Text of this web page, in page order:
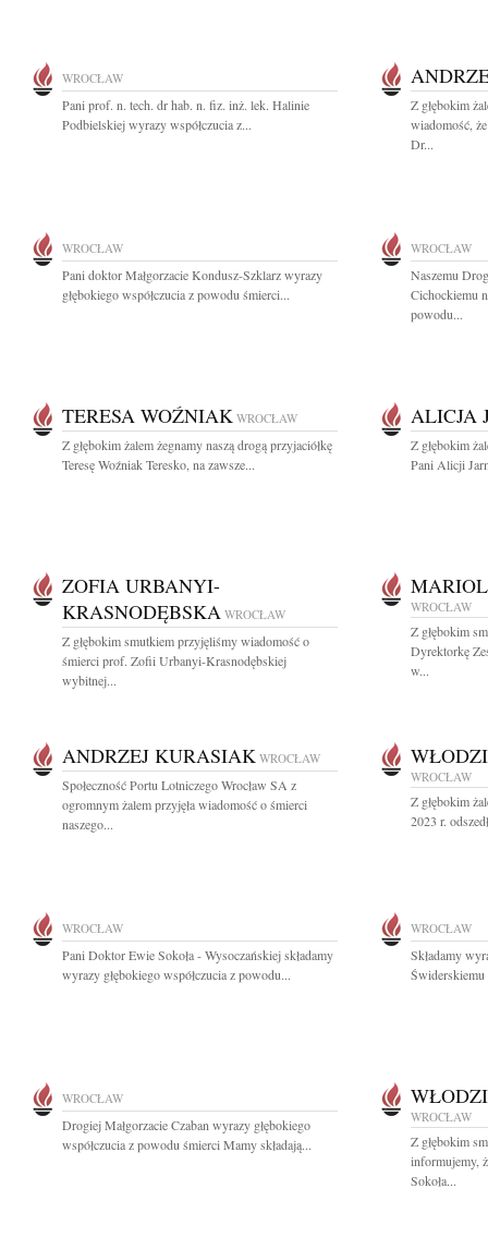
WROCŁAW
Pani prof. n. tech. dr hab. n. fiz. inż. lek. Halinie
Podbielskiej wyrazy współczucia z...
Z głębokim
wiadomość,
Dr...
WROCŁAW
Pani doktor Małgorzacie Kondusz-Szklarz wyrazy
głębokiego współczucia z powodu śmierci...
WROCŁAW
Naszemu
Cichockiemu
powodu...
TERESA WOŹNIAK WROCŁAW
Z głębokim żalem żegnamy naszą drogą przyjaciółkę
Teresę Woźniak Teresko, na zawsze...
ALICJA
Z głębokim
Pani Alicji
ZOFIA URBANYI-
KRASNODĘBSKA WROCŁAW
Z głębokim smutkiem przyjęliśmy wiadomość o
śmierci prof. Zofii Urbanyi-Krasnodębskiej
wybitnej...
WROCŁAW
Z głębokim
Dyrektorkę
w...
ANDRZEJ KURASIAK WROCŁAW
Społeczność Portu Lotniczego Wrocław SA z
ogromnym żalem przyjęła wiadomość o śmierci
naszego...
WROCŁAW
Z głębokim
2023 r.
WROCŁAW
Pani Doktor Ewie Sokoła - Wysoczańskiej składamy
wyrazy głębokiego współczucia z powodu...
WROCŁAW
Składamy
Świderskiemu
WROCŁAW
Drogiej Małgorzacie Czaban wyrazy głębokiego
współczucia z powodu śmierci Mamy składają...
WROCŁAW
Z głębokim
informujemy,
Sokoła...